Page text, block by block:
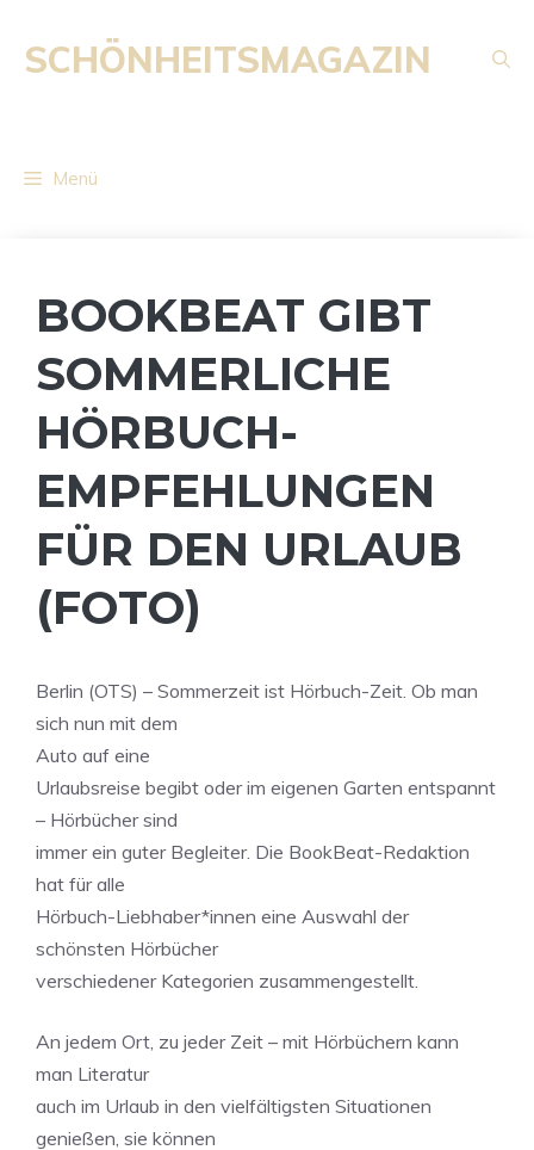
Inhalt
springen
SCHÖNHEITSMAGAZIN
Menü
BOOKBEAT GIBT
SOMMERLICHE
HÖRBUCH-
EMPFEHLUNGEN
FÜR DEN URLAUB
(FOTO)
Berlin (OTS) – Sommerzeit ist Hörbuch-Zeit. Ob man
sich nun mit dem
Auto auf eine
Urlaubsreise begibt oder im eigenen Garten entspannt
– Hörbücher sind
immer ein guter Begleiter. Die BookBeat-Redaktion
hat für alle
Hörbuch-Liebhaber*innen eine Auswahl der
schönsten Hörbücher
verschiedener Kategorien zusammengestellt.
An jedem Ort, zu jeder Zeit – mit Hörbüchern kann
man Literatur
auch im Urlaub in den vielfältigsten Situationen
genießen, sie können